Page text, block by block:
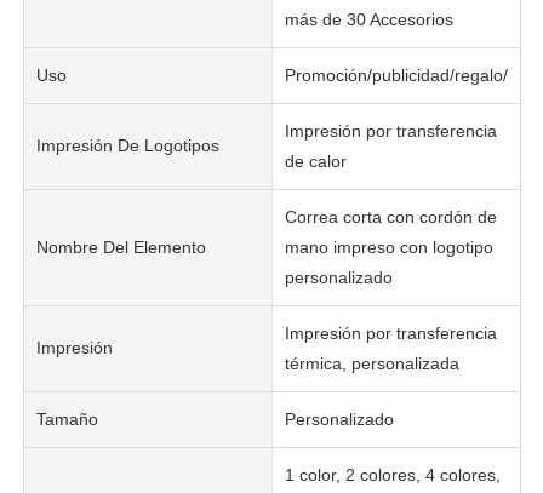
más de 30 Accesorios
Uso Promoción/publicidad/regalo/
Impresión De Logotipos
Impresión por transferencia
de calor
Nombre Del Elemento
Correa corta con cordón de
mano impreso con logotipo
personalizado
Impresión
Impresión por transferencia
térmica, personalizada
Tamaño Personalizado
1 color, 2 colores, 4 colores,